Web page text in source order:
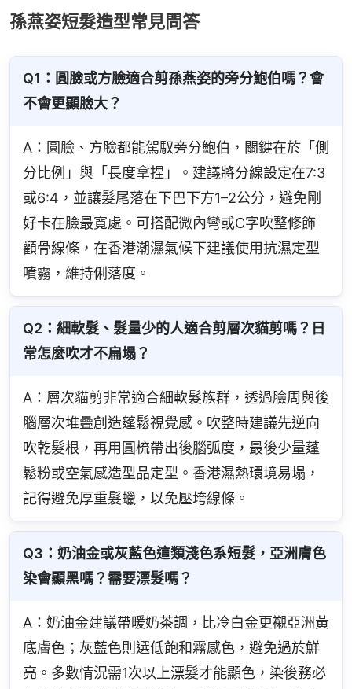
孫燕姿短髮造型常見問答
Q1：圓臉或方臉適合剪孫燕姿的旁分鮑伯嗎？會
不會更顯臉大？
A：圓臉、方臉都能駕馭旁分鮑伯，關鍵在於「側
分比例」與「長度拿捏」。建議將分線設定在7:3
或6:4，並讓髮尾落在下巴下方1–2公分，避免剛
好卡在臉最寬處。可搭配微內彎或C字吹整修飾
顴骨線條，在香港潮濕氣候下建議使用抗濕定型
噴霧，維持俐落度。
Q2：細軟髮、髮量少的人適合剪層次貓剪嗎？日
常怎麼吹才不扁塌？
A：層次貓剪非常適合細軟髮族群，透過臉周與後
腦層次堆疊創造蓬鬆視覺感。吹整時建議先逆向
吹乾髮根，再用圓梳帶出後腦弧度，最後少量蓬
鬆粉或空氣感造型品定型。香港濕熱環境易塌，
記得避免厚重髮蠟，以免壓垮線條。
Q3：奶油金或灰藍色這類淺色系短髮，亞洲膚色
染會顯黑嗎？需要漂髮嗎？
A：奶油金建議帶暖奶茶調，比冷白金更襯亞洲黃
底膚色；灰藍色則選低飽和霧感色，避免過於鮮
亮。多數情況需1次以上漂髮才能顯色，染後務必